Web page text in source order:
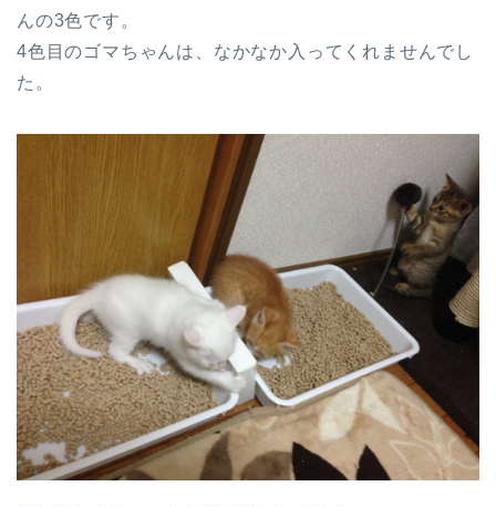
んの3色です。
4色目のゴマちゃんは、なかなか入ってくれませんでし
た。